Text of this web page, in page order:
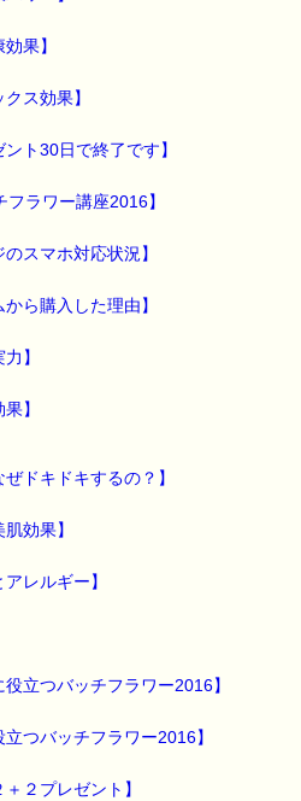
進呈しています。
心のケアに役立ちます
５月病・６月病）に役立ちます！
ーシリーズ特集ページ
ptt1-6days.asp
ます。
果】
ス効果】
ト30日で終了です】
ラワー講座2016】
スマホ対応状況】
ら購入した理由】
】
】
ドキドキするの？】
効果】
レルギー】
立つバッチフラワー2016】
つバッチフラワー2016】
２プレゼント】